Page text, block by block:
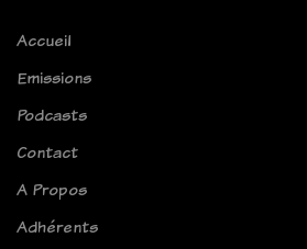
Accueil
Emissions
Podcasts
Contact
A Propos
Adhérents